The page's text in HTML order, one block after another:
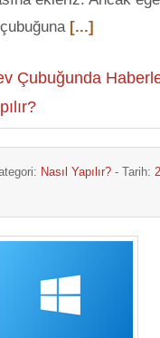
[...]
Çubuğunda
Nasıl Yapılır? - Tarih: